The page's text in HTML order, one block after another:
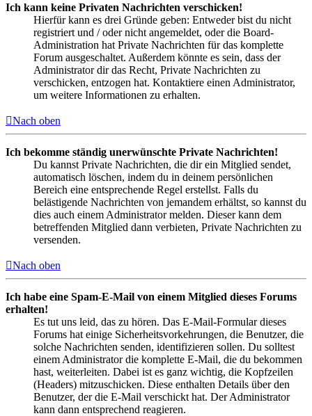
Ich kann keine Privaten Nachrichten verschicken!
Hierfür kann es drei Gründe geben: Entweder bist du nicht
registriert und / oder nicht angemeldet, oder die Board-
Administration hat Private Nachrichten für das komplette
Forum ausgeschaltet. Außerdem könnte es sein, dass der
Administrator dir das Recht, Private Nachrichten zu
verschicken, entzogen hat. Kontaktiere einen Administrator,
um weitere Informationen zu erhalten.
Nach oben
Ich bekomme ständig unerwünschte Private Nachrichten!
Du kannst Private Nachrichten, die dir ein Mitglied sendet,
automatisch löschen, indem du in deinem persönlichen
Bereich eine entsprechende Regel erstellst. Falls du
belästigende Nachrichten von jemandem erhältst, so kannst du
dies auch einem Administrator melden. Dieser kann dem
betreffenden Mitglied dann verbieten, Private Nachrichten zu
versenden.
Nach oben
Ich habe eine Spam-E-Mail von einem Mitglied dieses Forums
erhalten!
Es tut uns leid, das zu hören. Das E-Mail-Formular dieses
Forums hat einige Sicherheitsvorkehrungen, die Benutzer, die
solche Nachrichten senden, identifizieren sollen. Du solltest
einem Administrator die komplette E-Mail, die du bekommen
hast, weiterleiten. Dabei ist es ganz wichtig, die Kopfzeilen
(Headers) mitzuschicken. Diese enthalten Details über den
Benutzer, der die E-Mail verschickt hat. Der Administrator
kann dann entsprechend reagieren.